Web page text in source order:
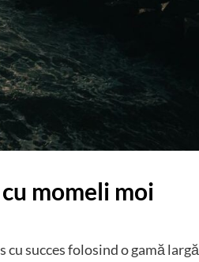
momeli moi
succes folosind o gamă largă